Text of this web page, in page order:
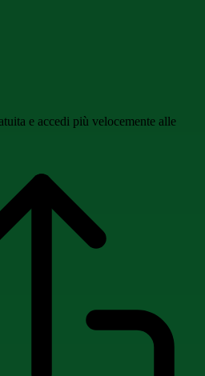
e accedi più velocemente alle